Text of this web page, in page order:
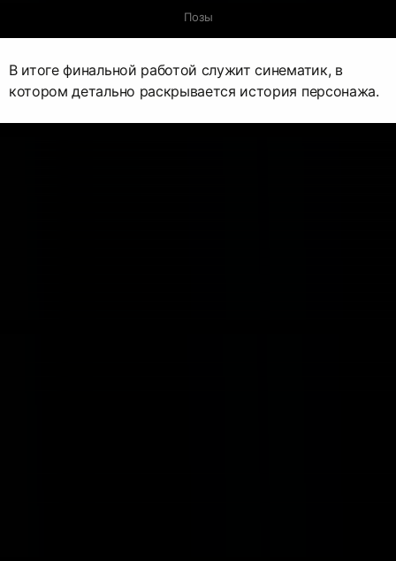
Позы
В итоге финальной работой служит синематик, в
котором детально раскрывается история персонажа.